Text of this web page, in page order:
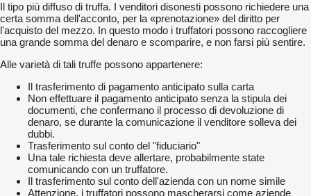
Il tipo più diffuso di truffa. I venditori disonesti possono richiedere una
certa somma dell'acconto, per la «prenotazione» del diritto per
l'acquisto del mezzo. In questo modo i truffatori possono raccogliere
una grande somma del denaro e scomparire, e non farsi più sentire.
Alle varietà di tali truffe possono appartenere:
Il trasferimento di pagamento anticipato sulla carta
Non effettuare il pagamento anticipato senza la stipula dei
documenti, che confermano il processo di devoluzione di
denaro, se durante la comunicazione il venditore solleva dei
dubbi.
Trasferimento sul conto del "fiduciario"
Una tale richiesta deve allertare, probabilmente state
comunicando con un truffatore.
Il trasferimento sul conto dell'azienda con un nome simile
Attenzione, i truffatori possono mascherarsi come aziende